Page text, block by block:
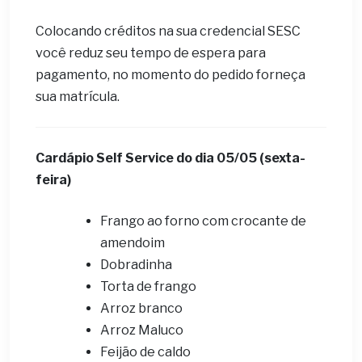
Colocando créditos na sua credencial SESC
você reduz seu tempo de espera para
pagamento, no momento do pedido forneça
sua matrícula.
Cardápio Self Service do dia 05/05 (sexta-
feira)
Frango ao forno com crocante de
amendoim
Dobradinha
Torta de frango
Arroz branco
Arroz Maluco
Feijão de caldo